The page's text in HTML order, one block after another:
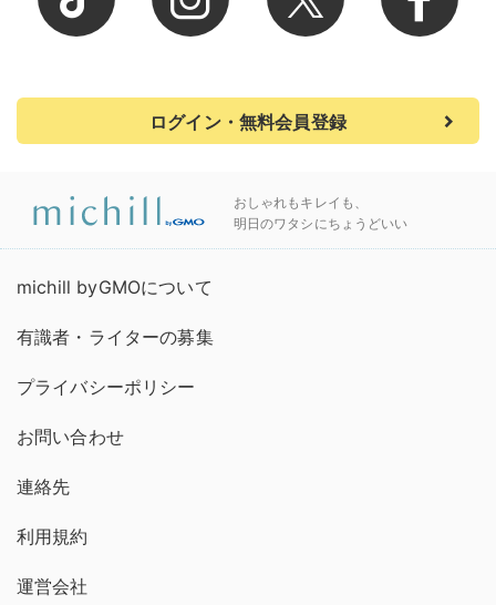
ログイン・無料会員登録
おしゃれもキレイも、
明日のワタシにちょうどいい
michill byGMOについて
有識者・ライターの募集
プライバシーポリシー
お問い合わせ
連絡先
利用規約
運営会社